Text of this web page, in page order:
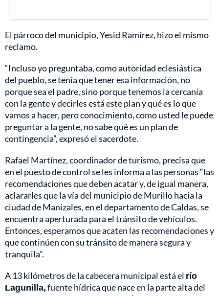
El párroco del municipio, Yesid Ramírez, hizo el mismo
reclamo.
“Incluso yo preguntaba, como autoridad eclesiástica
del pueblo, se tenía que tener esa información, no
porque sea el padre, sino porque tenemos la cercanía
con la gente y decirles está este plan y qué es lo que
vamos a hacer, pero conocimiento, como usted le puede
preguntar a la gente, no sabe qué es un plan de
contingencia”, expresó el sacerdote.
Rafael Martínez, coordinador de turismo, precisa que
en el puesto de control se les informa a las personas “las
recomendaciones que deben acatar y, de igual manera,
aclararles que la vía del municipio de Murillo hacia la
ciudad de Manizales, en el departamento de Caldas, se
encuentra aperturada para el tránsito de vehículos.
Entonces, esperamos que acaten las recomendaciones y
que continúen con su tránsito de manera segura y
tranquila”.
A 13 kilómetros de la cabecera municipal está el río
Lagunilla,fuente hídrica que nace en la parte alta del